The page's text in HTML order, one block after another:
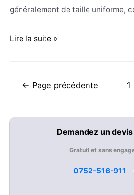
généralement de taille uniforme,
Quelle
composition
Lire la suite »
Pagination
← Page précédente 1
Demandez un
Gratuit et sans
0752-516-911